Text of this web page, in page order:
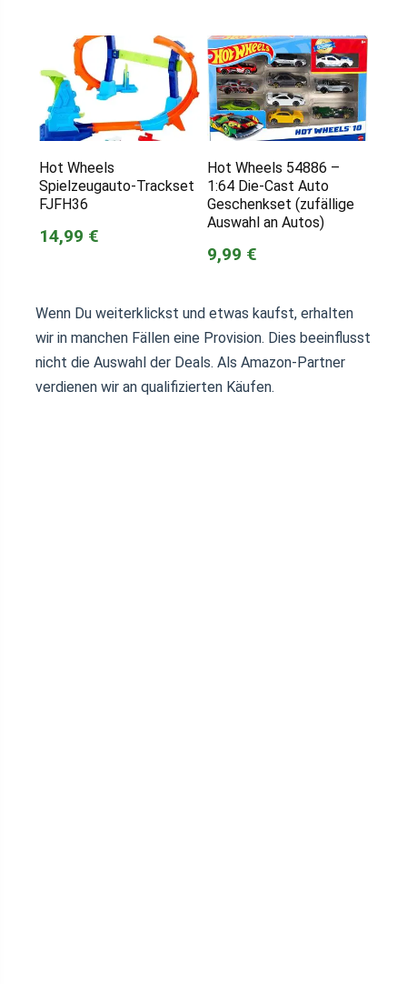
Hot Wheels
Spielzeugauto-Trackset
FJFH36
14,99 €
Hot Wheels 54886 –
1:64 Die-Cast Auto
Geschenkset (zufällige
Auswahl an Autos)
9,99 €
Wenn Du weiterklickst und etwas kaufst, erhalten
wir in manchen Fällen eine Provision. Dies beeinflusst
nicht die Auswahl der Deals. Als Amazon-Partner
verdienen wir an qualifizierten Käufen.